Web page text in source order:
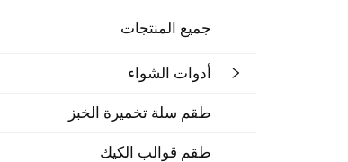
جميع المنتجات
أدوات الشواء
طقم سلة تخميرة الخبز
طقم قوالب الكيك